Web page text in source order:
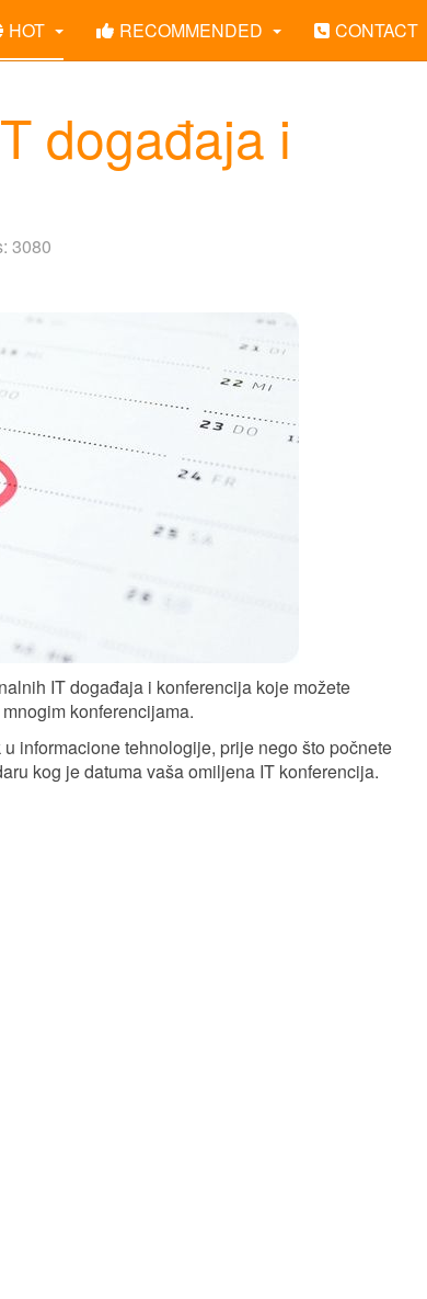
HOT RECOMMENDED CONTACT
događaja i
3080
IT događaja i konferencija koje možete
konferencijama.
informacione tehnologije, prije nego što počnete
kog je datuma vaša omiljena IT konferencija.